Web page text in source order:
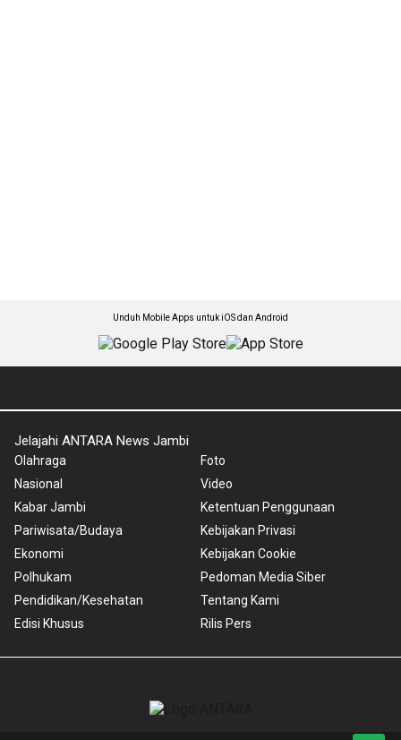
Unduh Mobile Apps untuk iOS dan Android
Jelajahi ANTARA News Jambi
Olahraga
Nasional
Kabar Jambi
Pariwisata/Budaya
Ekonomi
Polhukam
Pendidikan/Kesehatan
Edisi Khusus
Foto
Video
Ketentuan Penggunaan
Kebijakan Privasi
Kebijakan Cookie
Pedoman Media Siber
Tentang Kami
Rilis Pers